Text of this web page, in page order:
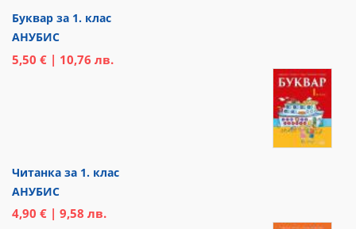
Буквар за 1. клас
АНУБИС
5,50 € | 10,76 лв.
Читанка за 1. клас
АНУБИС
4,90 € | 9,58 лв.